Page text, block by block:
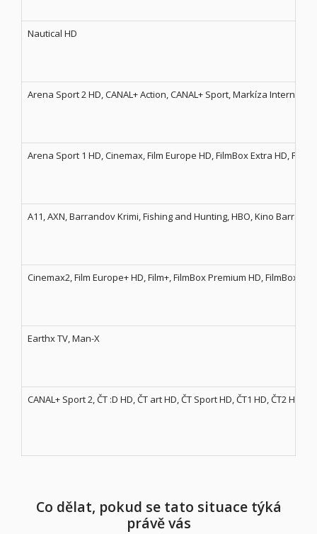
Nautical HD
Arena Sport 2 HD, CANAL+ Action, CANAL+ Sport, Markíza
Arena Sport 1 HD, Cinemax, Film Europe HD, FilmBox Extra HD,
A11, AXN, Barrandov Krimi, Fishing and Hunting, HBO, Kino
Cinemax2, Film Europe+ HD, Film+, FilmBox Premium HD, FilmBox
Earthx TV, Man-X
CANAL+ Sport 2, ČT :D HD, ČT art HD, ČT Sport HD, ČT1 HD, ČT2 HD,
Co dělat, pokud se tato situace týká
právě vás